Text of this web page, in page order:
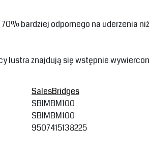
bardziej odpornego na uderzenia
lustra znajdują się wstępnie
SalesBridges
SBIMBM100
SBIMBM100
9507415138225